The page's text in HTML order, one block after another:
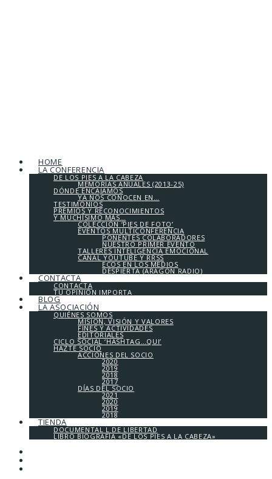
HOME
LA CONFERENCIA
DE LOS PIES A LA CABEZA
MEMORIAS ANUALES (2013-25)
DÓNDE ENCAJAMOS
YA NOS CONOCEN EN…
TESTIMONIOS
PREMIOS Y RECONOCIMIENTOS
Y MUCHÍSIMO MÁS…
COLECCIÓN ‘PIES DE FOTO’
EVENTOS MULTICONFERENCIA
PONENTES COLABORADORES
NUESTRO PRIMER EVENTO
TALLERES INTELIGENCIA EMOCIONAL
CANAL YOUTUBE Y RRSS
ECOS EN LOS MEDIOS
DESPIERTA (ARAGÓN RADIO)
CONTACTA
CONTACTA
TU OPINIÓN IMPORTA
BLOG
LA ASOCIACIÓN
QUIÉNES SOMOS
MISIÓN, VISIÓN Y VALORES
FINES Y ACTIVIDADES
EDITORIALES
CICLO SOCIAL ‘HASHTAG…QUI’
HAZTE SOCIO
ACCIONES DEL SOCIO
2020
2019
2018
2017
DÍAS DEL SOCIO
2021
2020
2019
2018
TIENDA
DOCUMENTAL L DE LIBERTAD
LIBRO BIOGRAFÍA «DE LOS PIES A LA CABEZA»